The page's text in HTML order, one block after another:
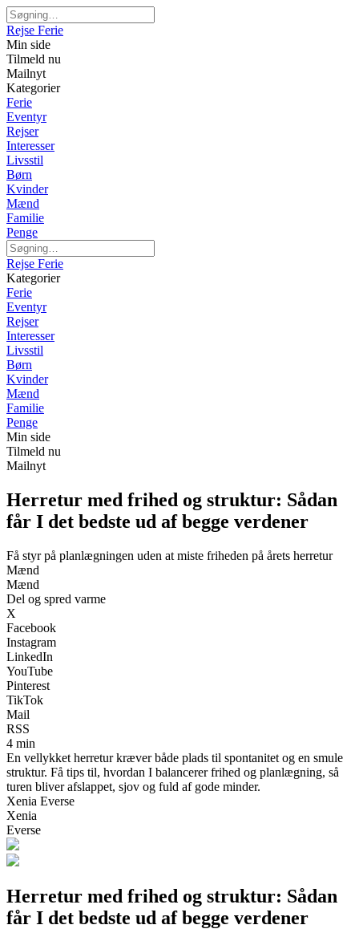
Rejse Ferie
Min side
Tilmeld nu
Mailnyt
Kategorier
Ferie
Eventyr
Rejser
Interesser
Livsstil
Børn
Kvinder
Mænd
Familie
Penge
Rejse Ferie
Kategorier
Ferie
Eventyr
Rejser
Interesser
Livsstil
Børn
Kvinder
Mænd
Familie
Penge
Min side
Tilmeld nu
Mailnyt
Herretur med frihed og struktur: Sådan
får I det bedste ud af begge verdener
Få styr på planlægningen uden at miste friheden på årets herretur
Mænd
Mænd
Del og spred varme
X
Facebook
Instagram
LinkedIn
YouTube
Pinterest
TikTok
Mail
RSS
4 min
En vellykket herretur kræver både plads til spontanitet og en smule
struktur. Få tips til, hvordan I balancerer frihed og planlægning, så
turen bliver afslappet, sjov og fuld af gode minder.
Xenia Everse
Xenia
Everse
Herretur med frihed og struktur: Sådan
får I det bedste ud af begge verdener